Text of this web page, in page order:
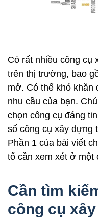
Có rất nhiều công cụ
trên thị trường, bao
mở. Có thể khó khăn
nhu cầu của bạn.
chọn công cụ đáng
số công cụ xây dựng
Phần 1 của bài viết
tố cần xem xét ở một
Cần tìm
công cụ